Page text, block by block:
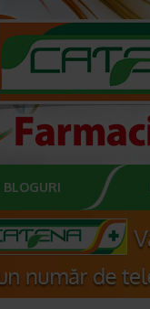
BLOGURI